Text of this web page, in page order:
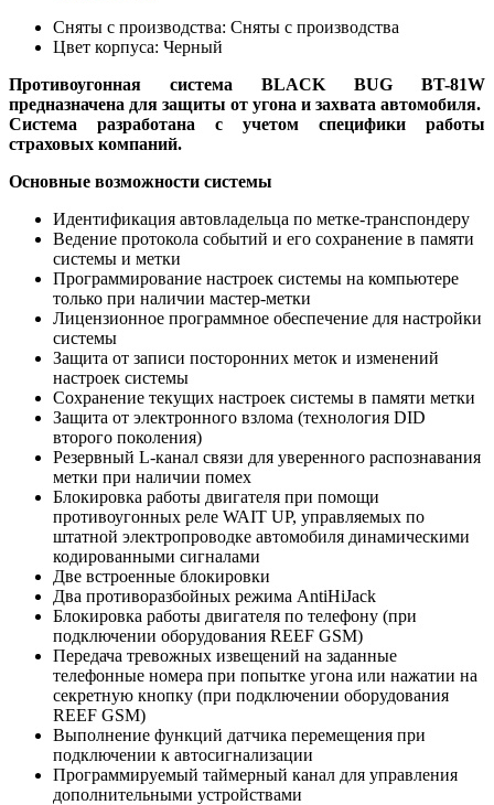
Сняты с производства: Сняты с производства
Цвет корпуса: Черный
Противоугонная система BLACK BUG BT-81W
предназначена для защиты от угона и захвата автомобиля.
Система разработана с учетом специфики работы
страховых компаний.
Основные возможности системы
Идентификация автовладельца по метке-транспондеру
Ведение протокола событий и его сохранение в памяти
системы и метки
Программирование настроек системы на компьютере
только при наличии мастер-метки
Лицензионное программное обеспечение для настройки
системы
Защита от записи посторонних меток и изменений
настроек системы
Сохранение текущих настроек системы в памяти метки
Защита от электронного взлома (технология DID
второго поколения)
Резервный L-канал связи для уверенного распознавания
метки при наличии помех
Блокировка работы двигателя при помощи
противоугонных реле WAIT UP, управляемых по
штатной электропроводке автомобиля динамическими
кодированными сигналами
Две встроенные блокировки
Два противоразбойных режима AntiHiJack
Блокировка работы двигателя по телефону (при
подключении оборудования REEF GSM)
Передача тревожных извещений на заданные
телефонные номера при попытке угона или нажатии на
секретную кнопку (при подключении оборудования
REEF GSM)
Выполнение функций датчика перемещения при
подключении к автосигнализации
Программируемый таймерный канал для управления
дополнительными устройствами